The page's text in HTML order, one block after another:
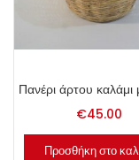
€45.00
Προσθήκη στο